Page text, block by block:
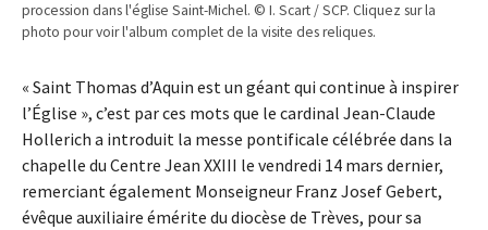
procession dans l'église Saint-Michel. © I. Scart / SCP. Cliquez sur la
photo pour voir l'album complet de la visite des reliques.
« Saint Thomas d’Aquin est un géant qui continue à inspirer
l’Église », c’est par ces mots que le cardinal Jean-Claude
Hollerich a introduit la messe pontificale célébrée dans la
chapelle du Centre Jean XXIII le vendredi 14 mars dernier,
remerciant également Monseigneur Franz Josef Gebert,
évêque auxiliaire émérite du diocèse de Trèves, pour sa